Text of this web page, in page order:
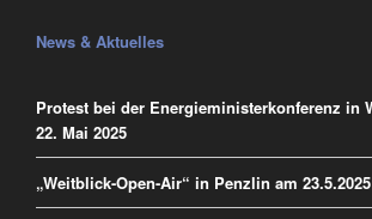
News & Aktuelles
Protest bei der Energieministerkonferenz in
22. Mai 2025
„Weitblick-Open-Air“ in Penzlin am 23.5.2025